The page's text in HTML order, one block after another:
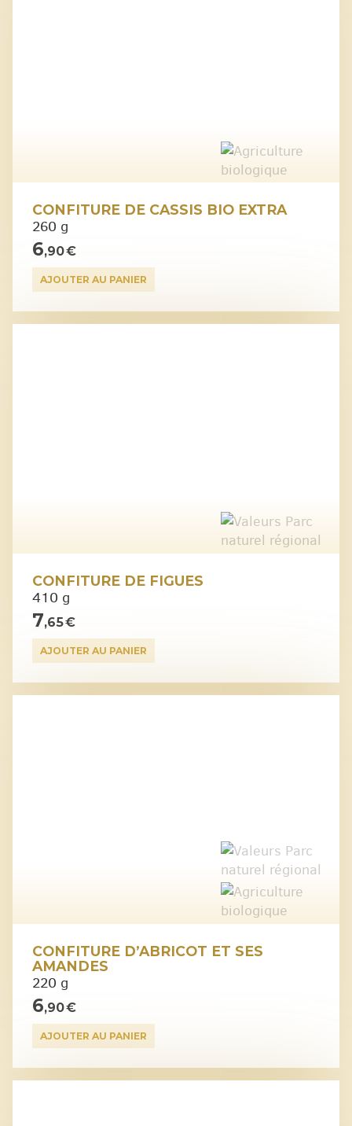
CONFITURE DE CASSIS BIO EXTRA
260 g
6,90 €
AJOUTER AU PANIER
CONFITURE DE FIGUES
410 g
7,65 €
AJOUTER AU PANIER
CONFITURE D’ABRICOT ET SES
AMANDES
220 g
6,90 €
AJOUTER AU PANIER